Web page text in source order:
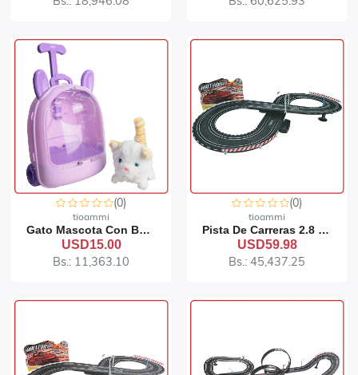
(0)
tioammi
Gato Mascota Con Bolso De Juguete
USD15.00
Bs.: 11,363.10
(0)
tioammi
Pista De Carreras 2.8 Metros 91-114
USD59.98
Bs.: 45,437.25